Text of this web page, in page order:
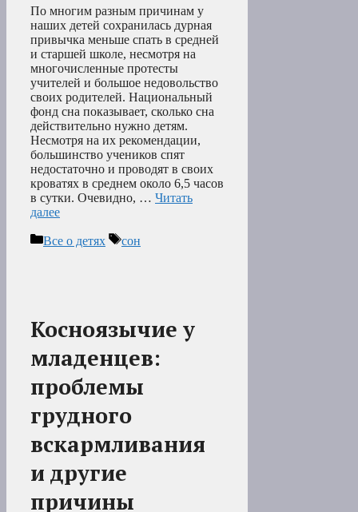
По многим разным причинам у
наших детей сохранилась дурная
привычка меньше спать в средней
и старшей школе, несмотря на
многочисленные протесты
учителей и большое недовольство
своих родителей. Национальный
фонд сна показывает, сколько сна
действительно нужно детям.
Несмотря на их рекомендации,
большинство учеников спят
недостаточно и проводят в своих
кроватях в среднем около 6,5 часов
в сутки. Очевидно, … Читать
далее
Рубрики
Все о детях Метки
сон
Косноязычие у
младенцев:
проблемы
грудного
вскармливания
и другие
причины